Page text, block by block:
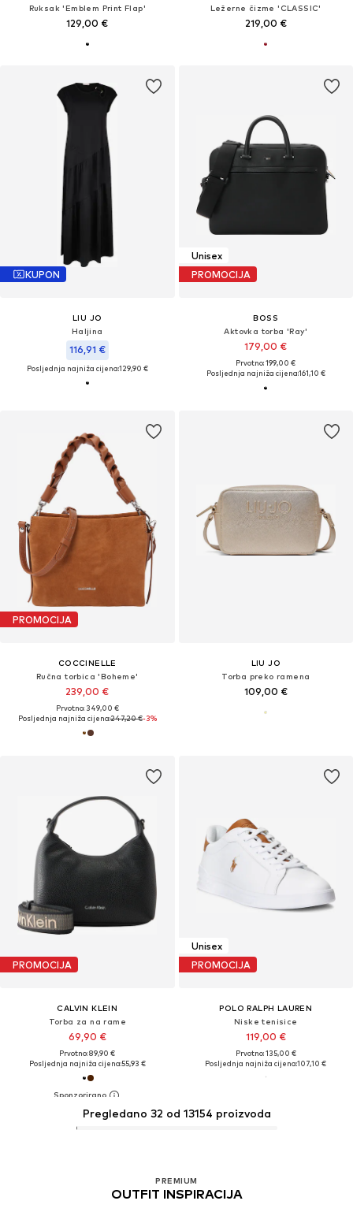
Ruksak 'Emblem Print Flap'
129,00 €
Ležerne čizme 'CLASSIC'
219,00 €
KUPON
LIU JO
Haljina
116,91 €
Posljednja najniža cijena:129,90 €
Unisex
PROMOCIJA
BOSS
Aktovka torba 'Ray'
179,00 €
Prvotno: 199,00 €
Posljednja najniža cijena:161,10 €
PROMOCIJA
COCCINELLE
Ručna torbica 'Boheme'
239,00 €
Prvotno: 349,00 €
Posljednja najniža cijena:247,20 €-3%
LIU JO
Torba preko ramena
109,00 €
PROMOCIJA
CALVIN KLEIN
Torba za na rame
69,90 €
Prvotno: 89,90 €
Posljednja najniža cijena:55,93 €
Unisex
PROMOCIJA
POLO RALPH LAUREN
Niske tenisice
119,00 €
Prvotno: 135,00 €
Posljednja najniža cijena:107,10 €
Pregledano 32 od 13154 proizvoda
PREMIUM
OUTFIT INSPIRACIJA